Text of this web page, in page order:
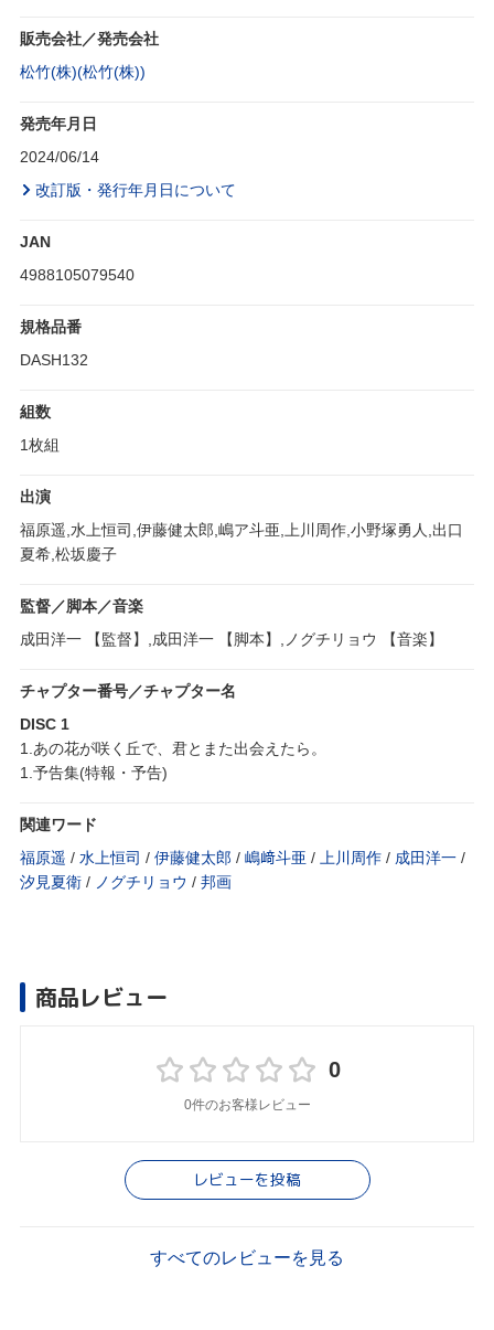
販売会社／発売会社
松竹(株)(松竹(株))
発売年月日
2024/06/14
改訂版・発行年月日について
JAN
4988105079540
規格品番
DASH132
組数
1枚組
出演
福原遥,水上恒司,伊藤健太郎,嶋ア斗亜,上川周作,小野塚勇人,出口
夏希,松坂慶子
監督／脚本／音楽
成田洋一 【監督】,成田洋一 【脚本】,ノグチリョウ 【音楽】
チャプター番号／チャプター名
DISC 1
1.あの花が咲く丘で、君とまた出会えたら。
1.予告集(特報・予告)
関連ワード
福原遥 / 水上恒司 / 伊藤健太郎 / 嶋﨑斗亜 / 上川周作 / 成田洋一 /
汐見夏衛 / ノグチリョウ / 邦画
商品レビュー
0
0件のお客様レビュー
レビューを投稿
すべてのレビューを見る